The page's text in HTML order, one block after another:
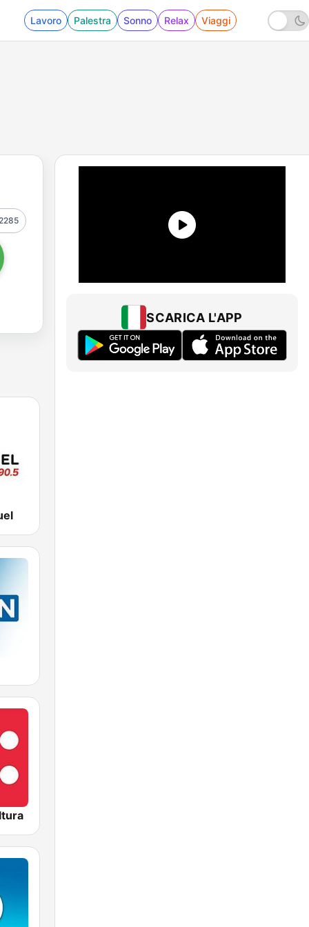
Lavoro Palestra Sonno Relax Viaggi
SCARICA L'APP